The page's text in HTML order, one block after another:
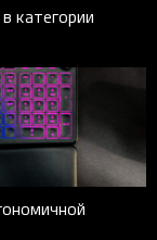
категории